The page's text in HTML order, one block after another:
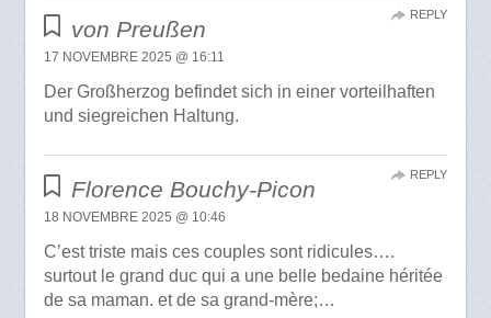
von Preußen
17 NOVEMBRE 2025 @ 16:11
Der Großherzog befindet sich in einer vorteilhaften
und siegreichen Haltung.
REPLY
Florence Bouchy-Picon
18 NOVEMBRE 2025 @ 10:46
C’est triste mais ces couples sont ridicules….
surtout le grand duc qui a une belle bedaine héritée
de sa maman. et de sa grand-mère;…
REPLY